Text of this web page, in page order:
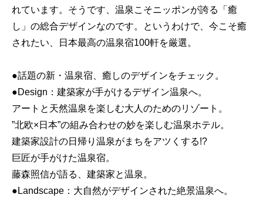
れています。そうです、温泉こそニッポンが誇る「癒
し」の総合デザインなのです。というわけで、今こそ癒
されたい、日本最高の温泉宿100軒を厳選。
●話題の新・温泉宿、癒しのデザインをチェック。
●Design：建築家が手がけるデザイン温泉へ。
アートと天然温泉を楽しむ大人のためのリゾート。
”北欧×日本”の組み合わせの妙を楽しむ温泉ホテル。
建築家設計の日帰り温泉がまちをアツくする!?
巨匠が手がけた温泉宿。
藤森照信が語る、建築家と温泉。
●Landscape：大自然がデザインされた絶景温泉へ。